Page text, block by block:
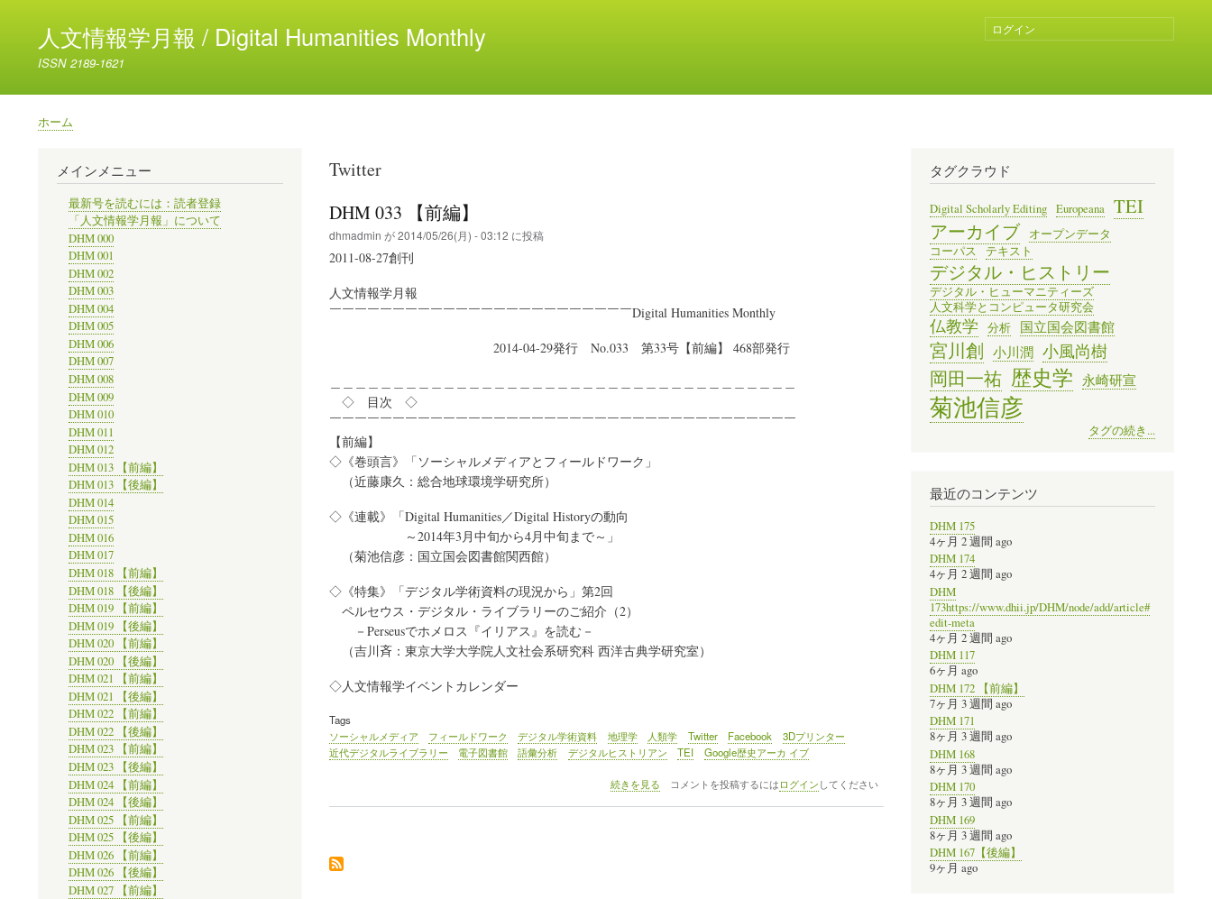
人文情報学月報 / Digital Humanities Monthly
ISSN 2189-1621
ユ
ー
ン
ト
メ
ニ
ュ
ー
ログイン
パ
ホーム
Twitter
DHM 033 【前編】
dhmadmin が2014/05/26(月) - 03:12 に投稿
2011-08-27創刊
人文情報学月報
￣￣￣￣￣￣￣￣￣￣￣￣￣￣￣￣￣￣￣￣￣￣￣￣Digital Humanities Monthly
2014-04-29発行 No.033 第33号【前編】 468部発行
◇ 目次 ◇
￣￣￣￣￣￣￣￣￣￣￣￣￣￣￣￣￣￣￣￣￣￣￣￣￣￣￣￣￣￣￣￣￣￣￣￣￣
【前編】
◇《巻頭言》「ソーシャルメディアとフィールドワーク」
（近藤康久：総合地球環境学研究所）
◇《連載》「Digital Humanities／Digital Historyの動向
～2014年3月中旬から4月中旬まで～」
（菊池信彦：国立国会図書館関西館）
◇《特集》「デジタル学術資料の現況から」第2回
ペルセウス・デジタル・ライブラリーのご紹介（2）
－Perseusでホメロス『イリアス』を読む－
（吉川斉：東京大学大学院人文社会系研究科 西洋古典学研究室）
◇人文情報学イベントカレンダー
Tags
ソーシャルメディア
フィールドワーク デジタル学術資料 地理学 人類学 Twitter Facebook
3Dプリンター
近代デジタルライブラリー
電子図書館 語彙分析 デジタルヒストリアン TEI Google歴史アーカ イブ
DHM
続きを見る コメントを投稿するには ログイン してください
メインメニュー
最新号を読むには：読者登録
「人文情報学月報」について
DHM 000
DHM 001
DHM 002
DHM 003
DHM 004
DHM 005
DHM 006
DHM 007
DHM 008
DHM 009
DHM 010
DHM 011
DHM 012
DHM 013 【前編】
DHM 013 【後編】
DHM 014
DHM 015
DHM 016
DHM 017
DHM 018 【前編】
DHM 018 【後編】
DHM 019 【前編】
DHM 019 【後編】
DHM 020 【前編】
DHM 020 【後編】
DHM 021 【前編】
DHM 021 【後編】
DHM 022 【前編】
DHM 022 【後編】
DHM 023 【前編】
DHM 023 【後編】
DHM 024 【前編】
DHM 024 【後編】
DHM 025 【前編】
DHM 025 【後編】
DHM 026 【前編】
DHM 026 【後編】
DHM 027 【前編】
タグクラウド
Digital Scholarly Editing Europeana
TEI
アーカイブ
オープンデータ
コーパス
テキスト
デジタル・ヒストリー
デジタル・ヒューマニティーズ
人文科学とコンピュータ研究会
仏教学 分析 国立国会図書館
宮川創 小川潤 小風尚樹
岡田一祐 歴史学 永崎研宣
菊池信彦
タグの続き...
最近のコンテンツ
DHM 175
4ヶ月 2 週間 ago
DHM 174
4ヶ月 2 週間 ago
DHM
173https://www.dhii.jp/DHM/node/add/article#
edit-meta
4ヶ月 2 週間 ago
DHM 117
6ヶ月 ago
DHM 172 【前編】
7ヶ月 3 週間 ago
DHM 171
8ヶ月 3 週間 ago
DHM 168
8ヶ月 3 週間 ago
DHM 170
8ヶ月 3 週間 ago
DHM 169
8ヶ月 3 週間 ago
DHM 167【後編】
9ヶ月 ago